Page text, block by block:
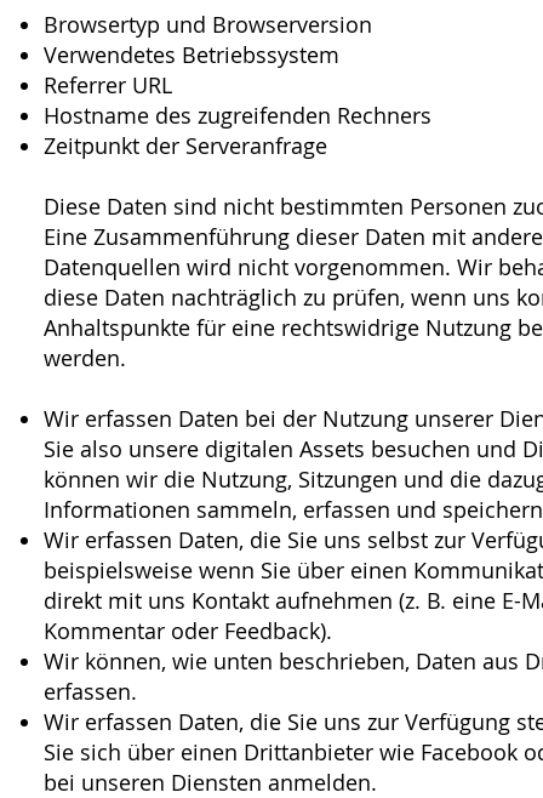
Browsertyp und Browserversion
Verwendetes Betriebssystem
Referrer URL
Hostname des zugreifenden Rechners
Zeitpunkt der Serveranfrage
Diese Daten sind nicht bestimmten Personen
Eine Zusammenführung dieser Daten mit
Datenquellen wird nicht vorgenommen. Wir
diese Daten nachträglich zu prüfen, wenn uns
Anhaltspunkte für eine rechtswidrige Nutzung
werden.
Wir erfassen Daten bei der Nutzung unserer
Sie also unsere digitalen Assets besuchen und
können wir die Nutzung, Sitzungen und die
Informationen sammeln, erfassen und
Wir erfassen Daten, die Sie uns selbst zur
beispielsweise wenn Sie über einen
direkt mit uns Kontakt aufnehmen (z. B. eine E-
Kommentar oder Feedback).
Wir können, wie unten beschrieben, Daten aus
erfassen.
Wir erfassen Daten, die Sie uns zur Verfügung
Sie sich über einen Drittanbieter wie Facebook
bei unseren Diensten anmelden.